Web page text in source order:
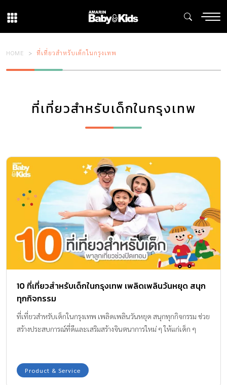
HOME ที่เที่ยวสำหรับเด็กในกรุงเทพ
ที่เที่ยวสำหรับเด็กในกรุงเทพ
10 ที่เที่ยวสำหรับเด็กในกรุงเทพ เพลิดเพลินวันหยุด สนุก
ทุกกิจกรรม
ที่เที่ยวสำหรับเด็กในกรุงเทพ เพลิดเพลินวันหยุด สนุกทุกกิจกรรม ช่วย
สร้างประสบการณ์ที่ดีและเสริมสร้างจินตนาการใหม่ ๆ ให้แก่เด็ก ๆ
Product & Service